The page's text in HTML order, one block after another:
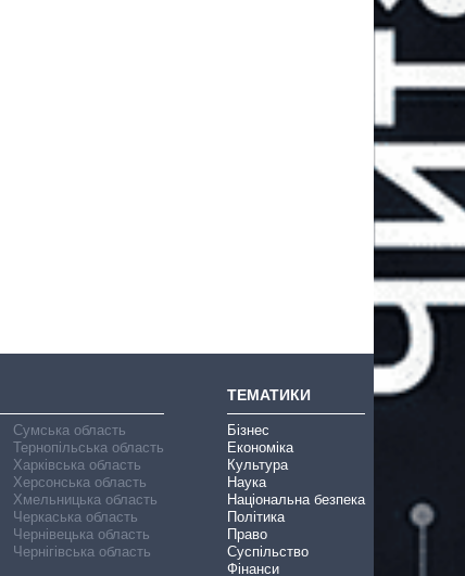
Сумська область
Тернопільська область
Харківська область
Херсонська область
Хмельницька область
Черкаська область
Чернівецька область
Чернігівська область
ТЕМАТИКИ
Бізнес
Економіка
Культура
Наука
Національна безпека
Політика
Право
Суспільство
Фінанси